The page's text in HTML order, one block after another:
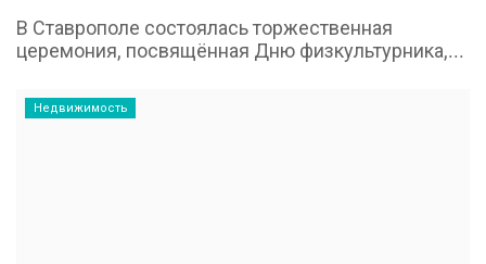
В Ставрополе состоялась торжественная
церемония, посвящённая Дню физкультурника,...
Недвижимость